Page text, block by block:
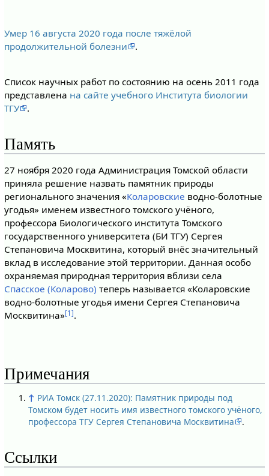
Умер 16 августа 2020 года после тяжёлой
продолжительной болезни
.
Список научных работ по состоянию на осень 2011 года
представлена на сайте учебного Института биологии
ТГУ
.
Память
27 ноября 2020 года Администрация Томской области
приняла решение назвать памятник природы
регионального значения «Коларовские водно-болотные
угодья» именем известного томского учёного,
профессора Биологического института Томского
государственного университета (БИ ТГУ) Сергея
Степановича Москвитина, который внёс значительный
вклад в исследование этой территории. Данная особо
охраняемая природная территория вблизи села
Спасское (Коларово) теперь называется «Коларовские
водно-болотные угодья имени Сергея Степановича
Москвитина»[1].
Примечания
↑ РИА Томск (27.11.2020): Памятник природы под
Томском будет носить имя известного томского учёного,
профессора ТГУ Сергея Степановича Москвитина
.
Ссылки